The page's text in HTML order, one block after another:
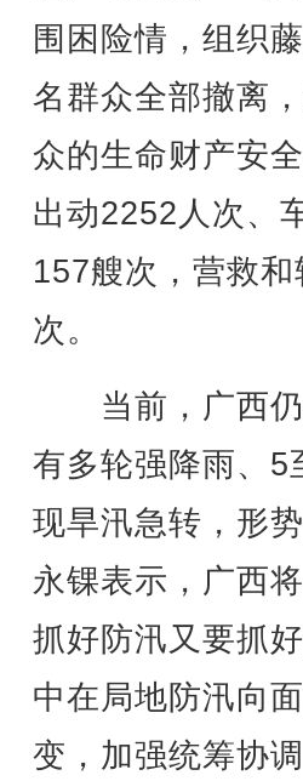
围困险情，组织
名群众全部撤离
众的生命财产安
出动2252人次、
157艘次，营救
次。
当前，广西仍
有多轮强降雨、5
现旱汛急转，形
永锞表示，广西
抓好防汛又要抓
中在局地防汛向
变，加强统筹协